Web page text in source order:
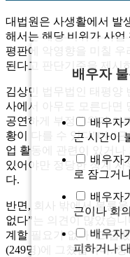
대법원은 사생활에서 발
해서는 해당 비위가 사업
평판에 악영향을 미칠 우
된다고 판단기준을 제시
김상민 법무법인 태평양
사에서 아무도 모른다면
공연하게 부정행위가 이
황이 다를 수 있다”며 “
업 활동에 관련이 있거
있어야만 정당한 징계 사
다.
반면, 회사 밖에서 불륜
없다”는 의견이 많았습
계할 필요가 없다”고 답
(249명)에 그쳤습니다.
배우자
배우자
근 시간이
배우자
로 잠그거
배우자
근이나 회
배우자
피하거나